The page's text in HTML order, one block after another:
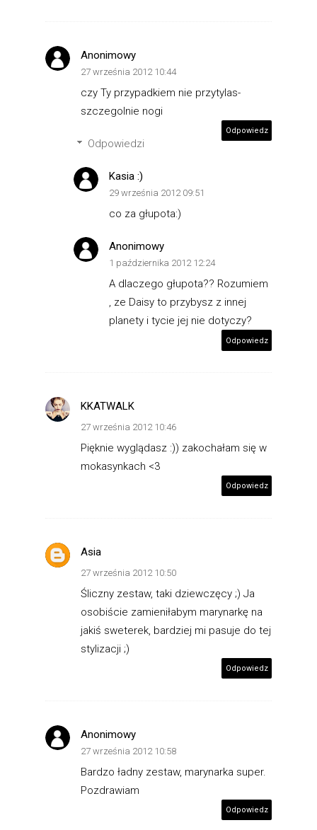
Anonimowy
27 września 2012 10:44
czy Ty przypadkiem nie przytylas-
szczegolnie nogi
Odpowiedz
Odpowiedzi
Kasia :)
29 września 2012 09:51
co za głupota:)
Anonimowy
1 października 2012 12:24
A dlaczego głupota?? Rozumiem
, ze Daisy to przybysz z innej
planety i tycie jej nie dotyczy?
Odpowiedz
KKATWALK
27 września 2012 10:46
Pięknie wyglądasz :)) zakochałam się w
mokasynkach <3
Odpowiedz
Asia
27 września 2012 10:50
Śliczny zestaw, taki dziewczęcy ;) Ja
osobiście zamieniłabym marynarkę na
jakiś sweterek, bardziej mi pasuje do tej
stylizacji ;)
Odpowiedz
Anonimowy
27 września 2012 10:58
Bardzo ładny zestaw, marynarka super.
Pozdrawiam
Odpowiedz